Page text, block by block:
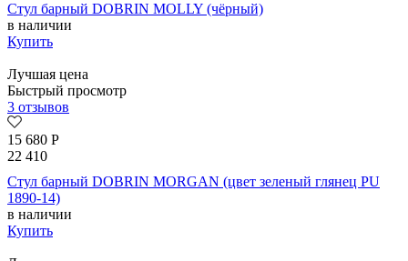
Стул барный DOBRIN MOLLY (чёрный)
в наличии
Купить
Лучшая цена
Быстрый просмотр
3 отзывов
15 680 Р
22 410
Стул барный DOBRIN MORGAN (цвет зеленый глянец PU
1890-14)
в наличии
Купить